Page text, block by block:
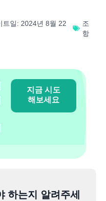
트일: 2024년 8월 22
조
항
지금 시도
해보세요
하는지 알려주세